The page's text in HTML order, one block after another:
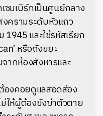
ซมเบิร์กเป็นศูนย์กลาง
ครามระดับหัวแถว
และใช้รหัสเรียก
หรือถังขยะ
ากห้องสังหารและ
งคอยดูแลสอดส่อง
ให้ผู้ต้องขังฆ่าตัวตาย